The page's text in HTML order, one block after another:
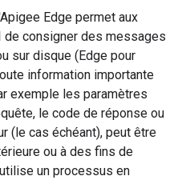
Edge permet aux
consigner des messages
sur disque (Edge pour
information importante
exemple les paramètres
le code de réponse ou
(le cas échéant), peut être
ou à des fins de
un processus en